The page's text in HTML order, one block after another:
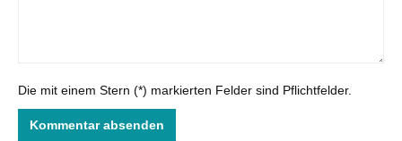
Die mit einem Stern (*) markierten Felder sind Pflichtfelder.
Kommentar absenden